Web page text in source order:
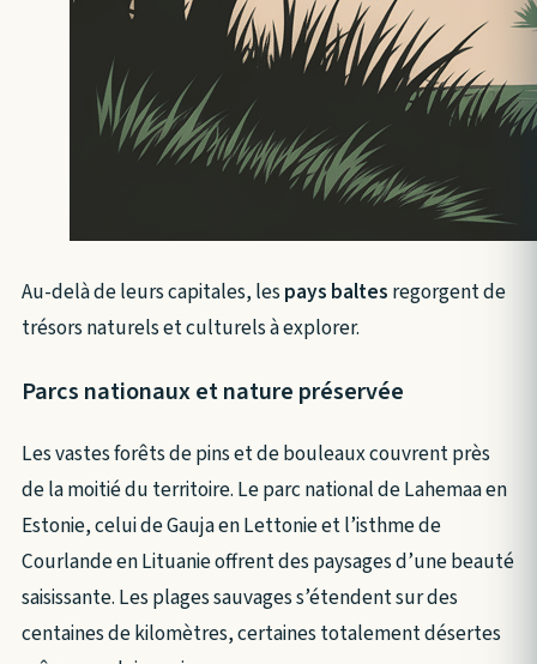
Au-delà de leurs capitales, lespays baltes regorgent de
trésors naturels et culturels à explorer.
Parcs nationaux et nature préservée
Les vastes forêts de pins et de bouleaux couvrent près
de la moitié du territoire. Le parc national de Lahemaa en
Estonie, celui de Gauja en Lettonie et l’isthme de
Courlande en Lituanie offrent des paysages d’une beauté
saisissante. Les plages sauvages s’étendent sur des
centaines de kilomètres, certaines totalement désertes